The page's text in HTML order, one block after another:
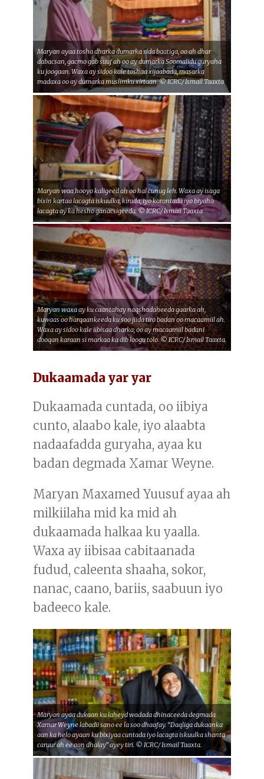
Maryan ayaa tosha dharka dumarka sida baatiga, oo ah dhar
dabacsan, gacmo gab suuf ah oo ay dumarka Soomalidu guryaha
ku joogaan. Waxa ay sidoo kale toshaa xijaabada, masarka
madaxa oo ay dumarka muslimku xirtaan. © ICRC/ Ismail Taaxta
Maryan waa hooyo kaligeed ah oo hal cunug leh. Waxa ay isaga
bixin kartaa lacagta iskuulka, kirada, iyo korontada iyo biyaha
lacagta ay ka hesho ganacsigeeda. © ICRC/ Ismail Taaxta
Maryan waxa ay ku caantahay naqshadaheeda gaarka ah,
kuwaas oo harqaankeeda ku soo jiida tiro badan oo macaamiil ah.
Waxa ay sidoo kale iibisaa dharka; oo ay macaamiil badani
dooqan karaan si markaa ka dib loogu tolo. © ICRC/ Ismail Taaxta.
Dukaamada yar yar
Dukaamada cuntada, oo iibiya
cunto, alaabo kale, iyo alaabta
nadaafadda guryaha, ayaa ku
badan degmada Xamar Weyne.
Maryan Maxamed Yuusuf ayaa ah
milkiilaha mid ka mid ah
dukaamada halkaa ku yaalla.
Waxa ay iibisaa cabitaanada
fudud, caleenta shaaha, sokor,
nanac, caano, bariis, saabuun iyo
badeeco kale.
Maryan ayaa dukaan ku laheyd wadada dhinaceeda degmada
Xamar Weyne labadii sano ee la soo dhaafay. “Daqliga dukaanka
aan ka helo ayaan ku bixiyaa cuntada iyo lacagta iskuulka shanta
caruur ah ee aan dhalay” ayey tiri. © ICRC/ Ismail Taaxta.